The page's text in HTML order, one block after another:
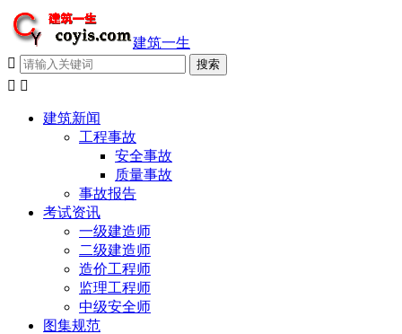
建筑一生

 
建筑新闻
工程事故
安全事故
质量事故
事故报告
考试资讯
一级建造师
二级建造师
造价工程师
监理工程师
中级安全师
图集规范